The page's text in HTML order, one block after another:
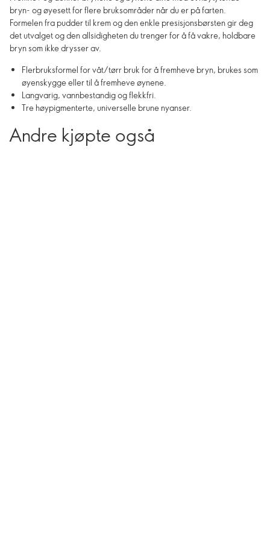
bryn- og øyesett for flere bruksområder når du er på farten.
Formelen fra pudder til krem og den enkle presisjonsbørsten gir deg
det utvalget og den allsidigheten du trenger for å få vakre, holdbare
bryn som ikke drysser av.
Flerbruksformel for våt/tørr bruk for å fremheve bryn, brukes som
øyenskygge eller til å fremheve øynene.
Langvarig, vannbestandig og flekkfri.
Tre høypigmenterte, universelle brune nyanser.
Andre kjøpte også